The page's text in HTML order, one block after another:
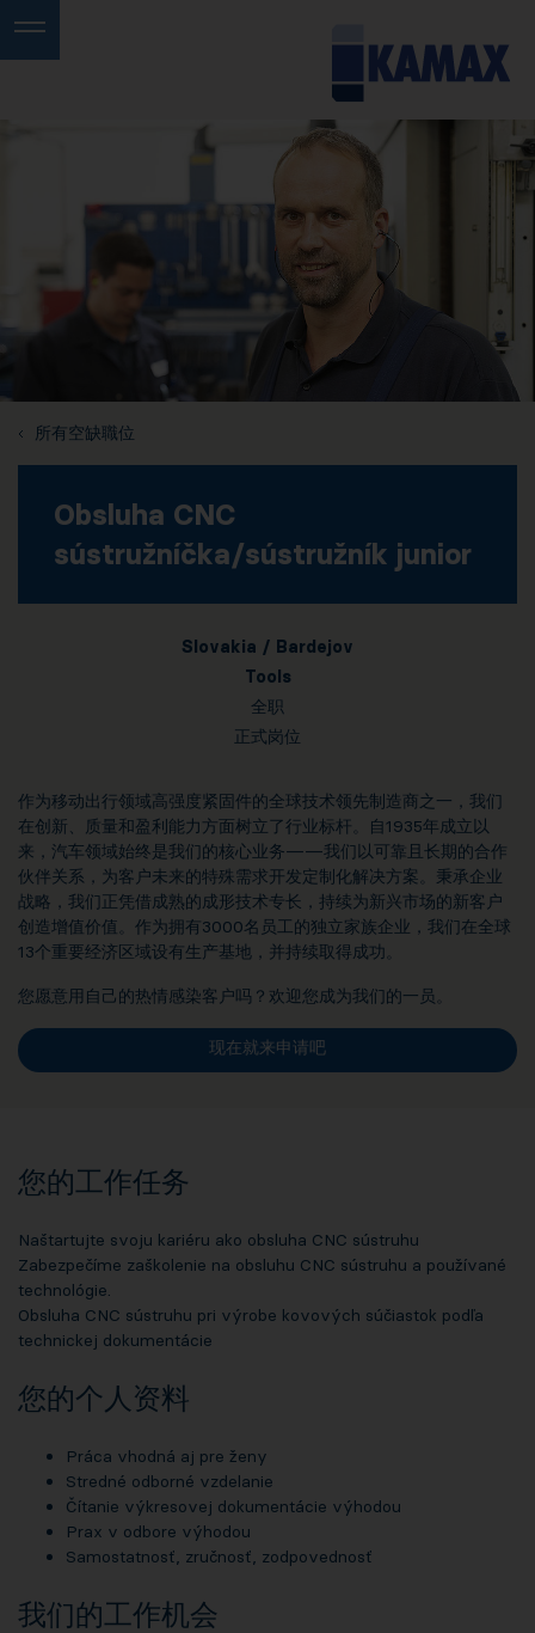
所有空缺職位
Obsluha CNC
sústružníčka/sústružník junior
Slovakia / Bardejov
Tools
全职
正式岗位
作为移动出行领域高强度紧固件的全球技术领先制造商之一，我们
在创新、质量和盈利能力方面树立了行业标杆。自1935年成立以
来，汽车领域始终是我们的核心业务——我们以可靠且长期的合作
伙伴关系，为客户未来的特殊需求开发定制化解决方案。秉承企业
战略，我们正凭借成熟的成形技术专长，持续为新兴市场的新客户
创造增值价值。作为拥有3000名员工的独立家族企业，我们在全球
13个重要经济区域设有生产基地，并持续取得成功。
您愿意用自己的热情感染客户吗？欢迎您成为我们的一员。
现在就来申请吧
您的工作任务
Naštartujte svoju kariéru ako obsluha CNC sústruhu
Zabezpečíme zaškolenie na obsluhu CNC sústruhu a používané
technológie.
Obsluha CNC sústruhu pri výrobe kovových súčiastok podľa
technickej dokumentácie
您的个人资料
Práca vhodná aj pre ženy
Stredné odborné vzdelanie
Čítanie výkresovej dokumentácie výhodou
Prax v odbore výhodou
Samostatnosť, zručnosť, zodpovednosť
我们的工作机会